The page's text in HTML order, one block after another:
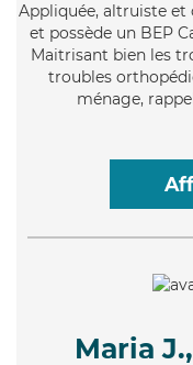
Appliquée, altruiste et
et possède un BEP
Maitrisant bien les
troubles
ménage,
Maria J.,